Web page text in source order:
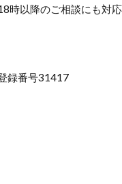
時以降のご相談にも対応
録番号31417